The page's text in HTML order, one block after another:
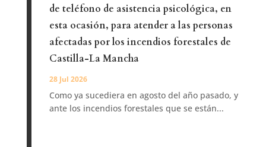
de teléfono de asistencia psicológica, en
esta ocasión, para atender a las personas
afectadas por los incendios forestales de
Castilla-La Mancha
28 Jul 2026
Como ya sucediera en agosto del año pasado, y
ante los incendios forestales que se están...